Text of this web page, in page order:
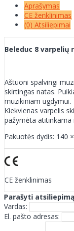
Aprašymas
CE ženklinimas
(0) Atsiliepimai
Beleduc 8 varpelių
Aštuoni spalvingi
skirtingas natas.
muzikiniam ugdymui.
Kiekvienas varpelis
pažymėta atitinkama
Pakuotės dydis: 140
CE ženklinimas
Parašyti atsiliepimą
Vardas:
El. pašto adresas: